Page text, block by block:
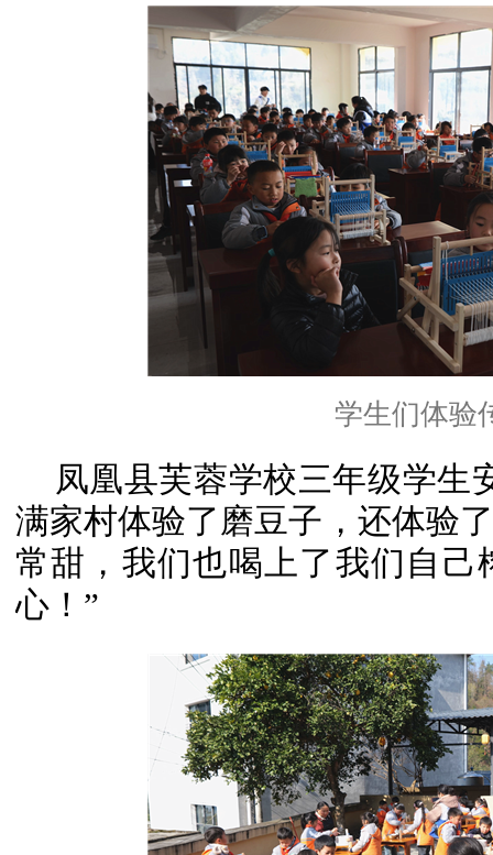
学生们体验
凤凰县芙蓉学校三年级学生
满家村体验了磨豆子，还体验
常甜，我们也喝上了我们自
心！”